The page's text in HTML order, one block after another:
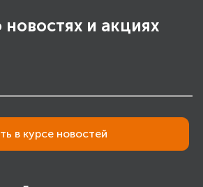
новостях и акциях
в курсе новостей